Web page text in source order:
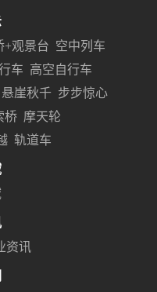
+观景台 空中列车
车 高空自行车
悬崖秋千 步步惊心
桥 摩天轮
轨道车
资讯